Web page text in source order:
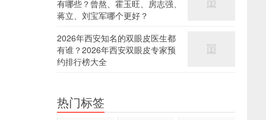
有哪些？曾熬、霍玉旺、房志强、
蒋立、刘宝军哪个更好？
2026年西安知名的双眼皮医生都
有谁？2026年西安双眼皮专家预
约排行榜大全
热门标签